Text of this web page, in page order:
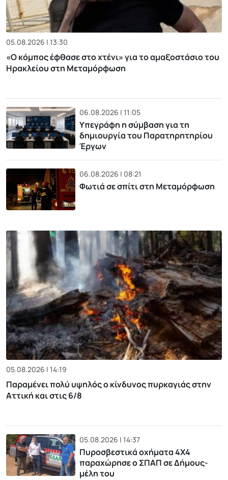
05.08.2026 | 13:30
«Ο κόμπος έφθασε στο χτένι» για το αμαξοστάσιο του
Ηρακλείου στη Μεταμόρφωση
06.08.2026 | 11:05
Υπεγράφη η σύμβαση για τη
δημιουργία του Παρατηρητηρίου
Έργων
06.08.2026 | 08:21
Φωτιά σε σπίτι στη Μεταμόρφωση
05.08.2026 | 14:19
Παραμένει πολύ υψηλός ο κίνδυνος πυρκαγιάς στην
Αττική και στις 6/8
05.08.2026 | 14:37
Πυροσβεστικά οχήματα 4Χ4
παραχώρησε ο ΣΠΑΠ σε Δήμους-
μέλη του